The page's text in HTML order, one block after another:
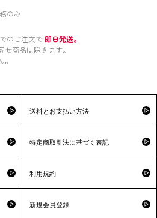
のみ
のご注文で 即日発送。
商品は除きます。
送料とお支払い方法
特定商取引法に基づく表記
利用規約
新規会員登録